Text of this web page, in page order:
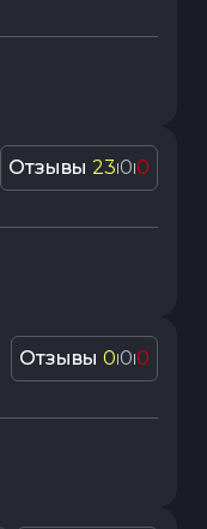
Отзывы 23|0|0
Отзывы 0|0|0